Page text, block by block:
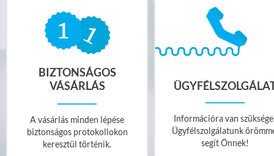
BIZTONSÁGOS
VÁSÁRLÁS
A vásárlás minden lépése
biztonságos protokollokon
keresztül történik.
Információra van
Ügyfélszolgálatunk
segít Önnek!